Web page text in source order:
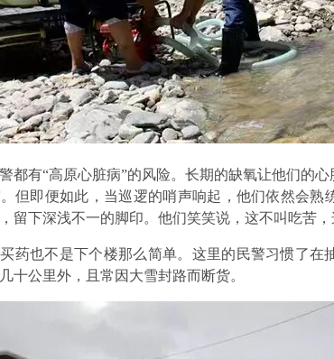
都有“高原心脏病”的风险。长期的缺氧让他们的
但即便如此，当巡逻的哨声响起，他们依然会熟
留下深浅不一的脚印。他们笑笑说，这不叫吃苦，
药也不是下个楼那么简单。这里的民警习惯了在
十公里外，且常因大雪封路而断货。